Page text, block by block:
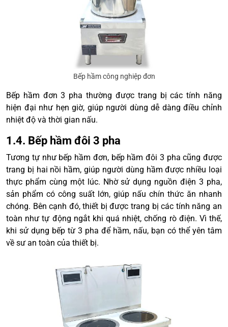
Bếp hầm công nghiệp đơn
Bếp hầm đơn 3 pha thường được trang bị các tính năng
hiện đại như hẹn giờ, giúp người dùng dễ dàng điều chỉnh
nhiệt độ và thời gian nấu.
1.4. Bếp hầm đôi 3 pha
Tương tự như bếp hầm đơn, bếp hầm đôi 3 pha cũng được
trang bị hai nồi hầm, giúp người dùng hầm được nhiều loại
thực phẩm cùng một lúc. Nhờ sử dụng nguồn điện 3 pha,
sản phẩm có công suất lớn, giúp nấu chín thức ăn nhanh
chóng. Bên cạnh đó, thiết bị được trang bị các tính năng an
toàn như tự động ngắt khi quá nhiệt, chống rò điện. Vì thế,
khi sử dụng bếp từ 3 pha để hầm, nấu, bạn có thể yên tâm
về sư an toàn của thiết bị.